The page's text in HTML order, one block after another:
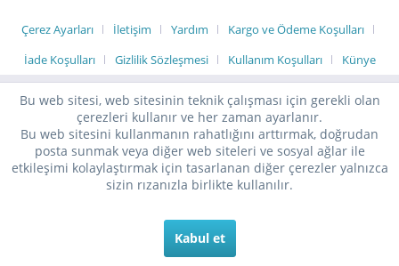
Çerez Ayarları İletişim Yardım
Kargo ve Ödeme Koşulları
İade Koşulları
Gizlilik Sözleşmesi Kullanım Koşulları Künye
Bu web sitesi, web sitesinin teknik çalışması için gerekli olan
çerezleri kullanır ve her zaman ayarlanır.
Bu web sitesini kullanmanın rahatlığını arttırmak, doğrudan
posta sunmak veya diğer web siteleri ve sosyal ağlar ile
etkileşimi kolaylaştırmak için tasarlanan diğer çerezler yalnızca
sizin rızanızla birlikte kullanılır.
Kabul et